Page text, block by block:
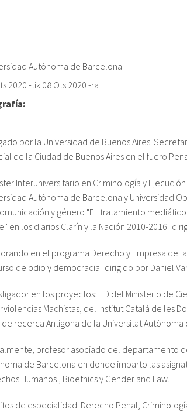
Autónoma de Barcelona
2020-tik 08 Ots 2020 -ra
por la Universidad de Buenos Aires.
de la Ciudad de Buenos Aires en el fuero
Interuniversitario en Criminología y
Autónoma de Barcelona y Universidad
y género "EL tratamiento
en los diarios Clarín y la Nación 2010-2016"
en el programa Derecho y Empresa de
de odio y democracia" dirigido por Daniel
en los proyectos: I+D del Ministerio de
Machistas, del Institut Català de les
de recerca Antigona de la Universitat Autònoma
profesor asociado del departamento
de Barcelona en donde imparto las
Humanos , Bioethics y Gender and Law.
de especialidad: Derecho Penal,